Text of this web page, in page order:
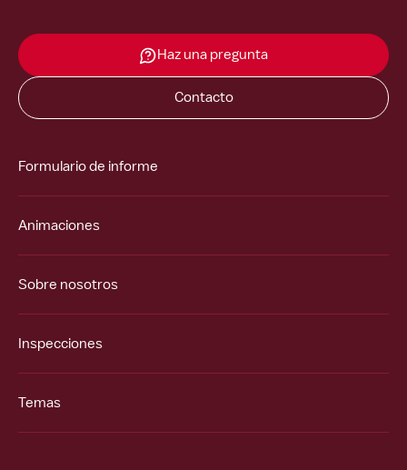
Haz una pregunta
Contacto
Formulario de informe
Animaciones
Sobre nosotros
Inspecciones
Temas